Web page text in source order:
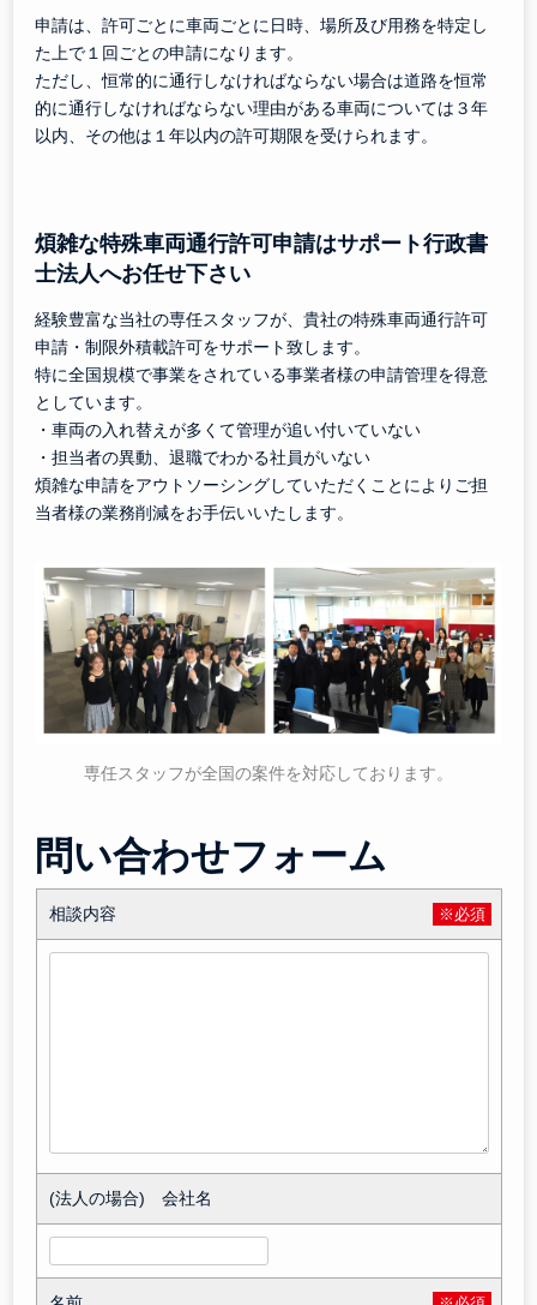
申請は、許可ごとに車両ごとに日時、場所及び用務を特定し
た上で１回ごとの申請になります。
ただし、恒常的に通行しなければならない場合は道路を恒常
的に通行しなければならない理由がある車両については３年
以内、その他は１年以内の許可期限を受けられます。
煩雑な特殊車両通行許可申請はサポート行政書
士法人へお任せ下さい
経験豊富な当社の専任スタッフが、貴社の特殊車両通行許可
申請・制限外積載許可をサポート致します。
特に全国規模で事業をされている事業者様の申請管理を得意
としています。
・車両の入れ替えが多くて管理が追い付いていない
・担当者の異動、退職でわかる社員がいない
煩雑な申請をアウトソーシングしていただくことによりご担
当者様の業務削減をお手伝いいたします。
専任スタッフが全国の案件を対応しております。
問い合わせフォーム
相談内容 ※必須
(法人の場合) 会社名